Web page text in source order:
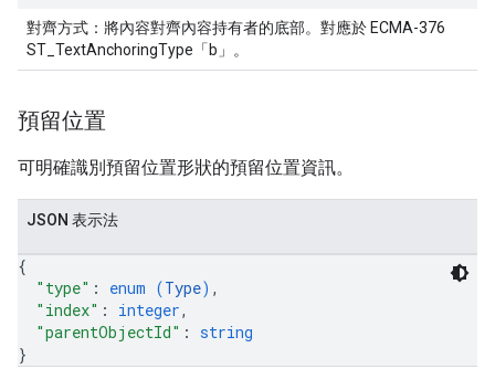
對齊方式：將內容對齊內容持有者的底部。對應於 ECMA-376
ST_TextAnchoringType「b」。
預留位置
可明確識別預留位置形狀的預留位置資訊。
JSON 表示法
{
"type" : enum (Type) ,
"index" : integer,
"parentObjectId" : string
}